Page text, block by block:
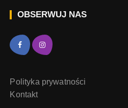
OBSERWUJ NAS
Polityka prywatności
Kontakt